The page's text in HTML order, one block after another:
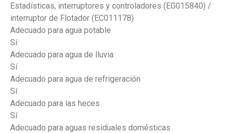
Estadísticas, interruptores y controladores (EG015840) /
interruptor de Flotador (EC011178)
Adecuado para agua potable
Sí
Adecuado para agua de lluvia
Sí
Adecuado para agua de refrigeración
Sí
Adecuado para las heces
Sí
Adecuado para aguas residuales domésticas